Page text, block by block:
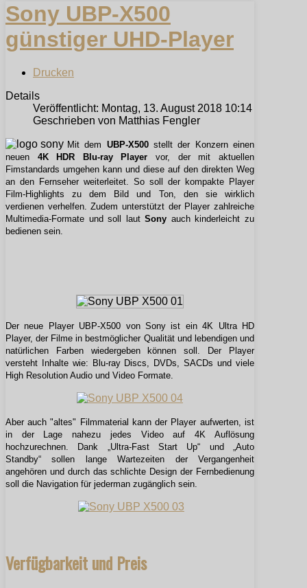
Sony UBP-X500
günstiger UHD-Player
Drucken
Details
Veröffentlicht: Montag, 13. August 2018 10:14
Geschrieben von Matthias Fengler
Mit dem UBP-X500stellt der Konzern einen
neuen 4K HDR Blu-ray Player vor, der mit aktuellen
Fimstandards umgehen kann und diese auf den direkten Weg
an den Fernseher weiterleitet. So soll der kompakte Player
Film-Highlights zu dem Bild und Ton, den sie wirklich
verdienen verhelfen. Zudem unterstützt der Player zahlreiche
Multimedia-Formate und soll lautSony auch kinderleicht zu
bedienen sein.
Der neue Player UBP-X500 von Sony ist ein 4K Ultra HD
Player, der Filme in bestmöglicher Qualität und lebendigen und
natürlichen Farben wiedergeben können soll. Der Player
versteht Inhalte wie: Blu-ray Discs, DVDs, SACDs und viele
High Resolution Audio und Video Formate.
Aber auch "altes" Filmmaterial kann der Player aufwerten, ist
in der Lage nahezu jedes Video auf 4K Auflösung
hochzurechnen. Dank „Ultra-Fast Start Up“ und „Auto
Standby“ sollen lange Wartezeiten der Vergangenheit
angehören und durch das schlichte Design der Fernbedienung
soll die Navigation für jederman zugänglich sein.
Verfügbarkeit und Preis